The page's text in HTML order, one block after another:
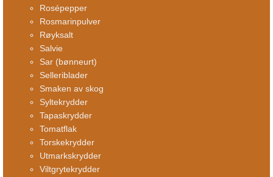
Rosépepper
Rosmarinpulver
Røyksalt
Salvie
Sar (bønneurt)
Selleriblader
Smaken av skog
Syltekrydder
Tapaskrydder
Tomatflak
Torskekrydder
Utmarkskrydder
Viltgrytekrydder